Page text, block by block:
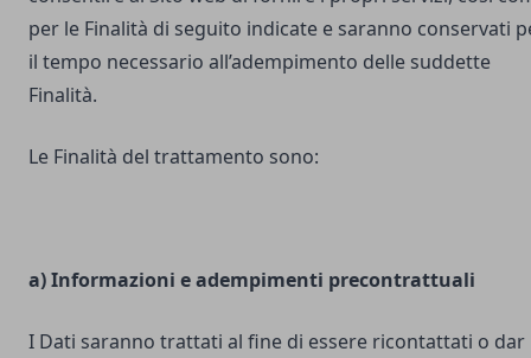
per le Finalità di seguito indicate e saranno conservati
il tempo necessario all’adempimento delle suddette
Finalità.
Le Finalità del trattamento sono:
a) Informazioni e adempimenti precontrattuali
I Dati saranno trattati al fine di essere ricontattati o dar